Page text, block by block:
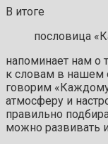
В итоге
пословица
напоминает нам о
к словам в нашем
говорим
атмосферу и
правильно
можно развивать